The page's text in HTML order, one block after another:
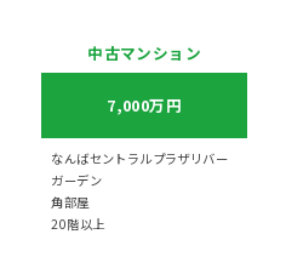
中古マンション
7,000万円
なんばセントラルプラザリバー
ガーデン
角部屋
20階以上